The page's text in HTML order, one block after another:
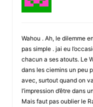
Wahou . Ah, le dilemme
pas simple . jai eu
chacun a ses atouts. Le
dans les ciemins un peu
avec, surtout quand on
l’impression d’être dans
Mais faut pas oublier le